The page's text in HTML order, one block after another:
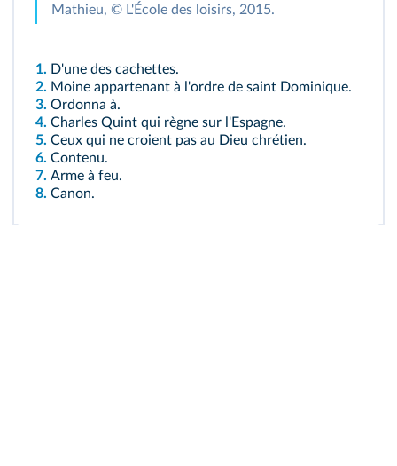
Mathieu, © L'École des loisirs, 2015.
1. D'une des cachettes.
2. Moine appartenant à l'ordre de saint Dominique.
3. Ordonna à.
4. Charles Quint qui règne sur l'Espagne.
5. Ceux qui ne croient pas au Dieu chrétien.
6. Contenu.
7. Arme à feu.
8. Canon.